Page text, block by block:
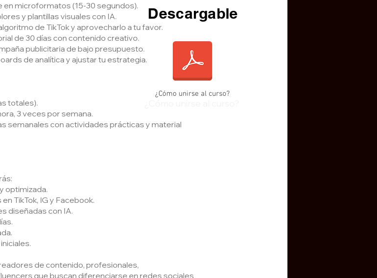
en microformatos (15-30 segundos).
y plantillas visuales con IA.
de TikTok y aprovecharlo a tu favor.
de 30 días con contenido creativo.
publicitaria de bajo presupuesto.
de analítica y ajustar tu estrategia.
totales).
3 veces por semana.
semanales con actividades prácticas y material
optimizada.
TikTok, IG y Facebook.
diseñadas con IA.
de contenido, profesionales,
que buscan diferenciarse en redes sociales
Descargable
¿Cómo unirse al curso?